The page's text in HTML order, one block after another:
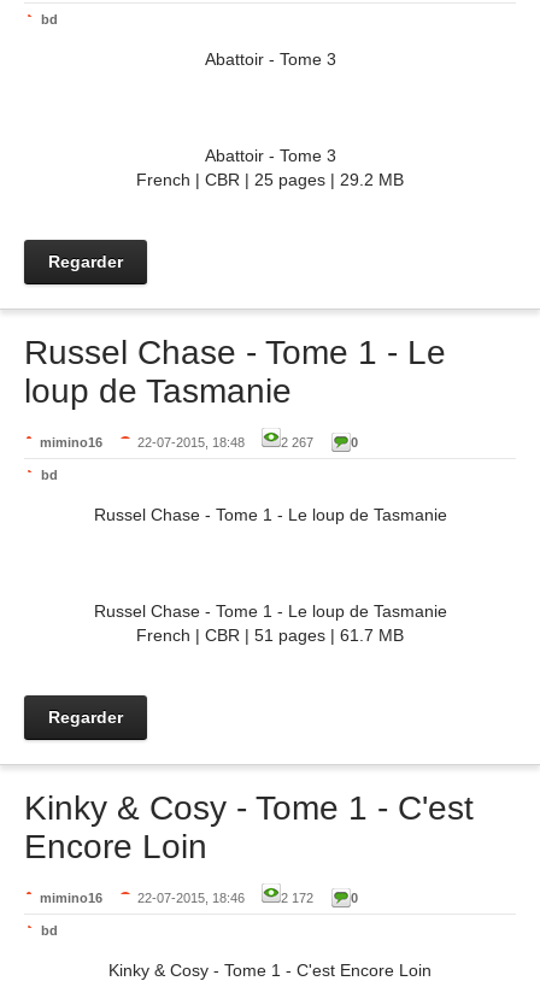
bd
Abattoir - Tome 3
Abattoir - Tome 3
French | CBR | 25 pages | 29.2 MB
Regarder
Russel Chase - Tome 1 - Le
loup de Tasmanie
mimino16 22-07-2015, 18:48 2 267 0
bd
Russel Chase - Tome 1 - Le loup de Tasmanie
Russel Chase - Tome 1 - Le loup de Tasmanie
French | CBR | 51 pages | 61.7 MB
Regarder
Kinky & Cosy - Tome 1 - C'est
Encore Loin
mimino16 22-07-2015, 18:46 2 172 0
bd
Kinky & Cosy - Tome 1 - C'est Encore Loin